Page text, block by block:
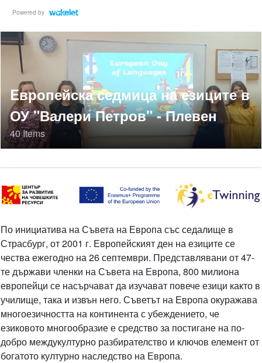
Powered by
Eвропейска седмица на езиците в
ОУ "Валери Петров" - Плевен
40 Items
По инициатива на Съвета на Европа със седалище в
Страсбург, от 2001 г. Европейският ден на езиците се
чества ежегодно на 26 септември. Представлявани от 47-
те държави членки на Съвета на Европа, 800 милиона
европейци се насърчават да изучават повече езици както в
училище, така и извън него. Съветът на Европа окуражава
многоезичността на континента с убеждението, че
езиковото многообразие е средство за постигане на по-
добро междукултурно разбирателство и ключов елемент от
богатото културно наследство на Европа.